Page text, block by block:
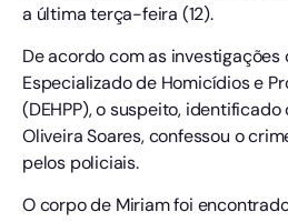
a última terça-feira (12).
De acordo com as
Especializado de Homicídios e
(DEHPP), o suspeito,
Oliveira Soares, confessou o
pelos policiais.
O corpo de Miriam foi